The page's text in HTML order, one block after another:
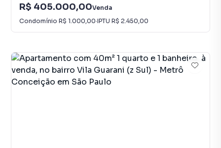
R$ 405.000,00Venda
Condomínio R$ 1.000,00·IPTU R$ 2.450,00